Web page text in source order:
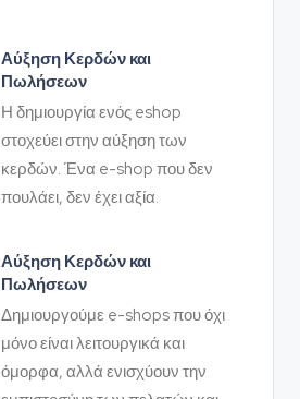
Αύξηση Κερδών και
Πωλήσεων
Η δημιουργία ενός eshop
στοχεύει στην αύξηση των
κερδών. Ένα e-shop που δεν
πουλάει, δεν έχει αξία.
Αύξηση Κερδών και
Πωλήσεων
Δημιουργούμε e-shops που όχι
μόνο είναι λειτουργικά και
όμορφα, αλλά ενισχύουν την